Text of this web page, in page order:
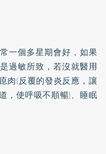
一個多星期會好，如果
過敏所致，若沒就醫用
肉(反覆的發炎反應，讓
，使呼吸不順暢)、睡眠